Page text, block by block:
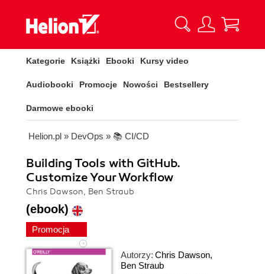
Kategorie Książki Ebooki Kursy video
Audiobooki Promocje Nowości Bestsellery
Darmowe ebooki
Helion.pl » DevOps » 📚 CI/CD
Building Tools with GitHub.
Customize Your Workflow
Chris Dawson, Ben Straub
(ebook)
Promocja
Autorzy: Chris Dawson,
Ben Straub